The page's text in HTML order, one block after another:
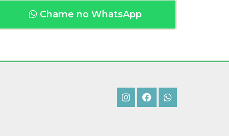
Chame no WhatsApp